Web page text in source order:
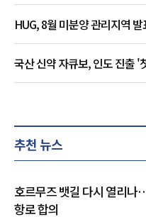
HUG, 8월 미분양 관리지역
국산 신약 자큐보, 인도 진출 '
추천 뉴스
호르무즈 뱃길 다시 열리나
항로 합의